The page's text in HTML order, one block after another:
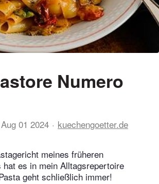
Numero
Aug 01 2024 kuechengoetter.de
meines früheren
hat es in mein Alltagsrepertoire
geht schließlich immer!